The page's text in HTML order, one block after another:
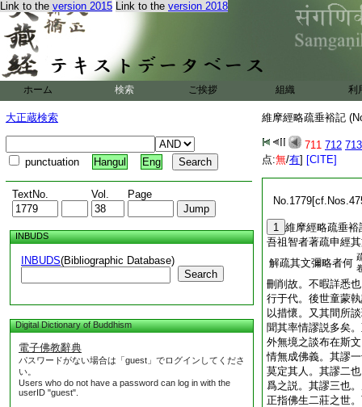
Link to the version 2015 Link to the version 2018
ホーム 検索 ご挨拶 組織 利
大正蔵検索
punctuation Hangul Eng
TextNo. Vol. Page
INBUDS
INBUDS(Bibliographic Database)
Search
Digital Dictionary of Buddhism
電子佛教辭典
パスワードがない場合は「guest」でログインしてくださ
い。
Users who do not have a password can log in with the
userID "guest".
維摩經略疏垂裕記
711 712 713
点:無/有] [CITE]
1 維摩經略疏垂裕
吾祖智者著疏申經
解疏其文彌略者何
刪削故。不暇詳悉
行于代。後世童蒙
以措懷。又其間所
聞其率情謬説多矣
外無境之談布在斯
情無成佛義。其謬
莫定其人。其謬二
爲之説。其謬三也
正指佛生二莊之世